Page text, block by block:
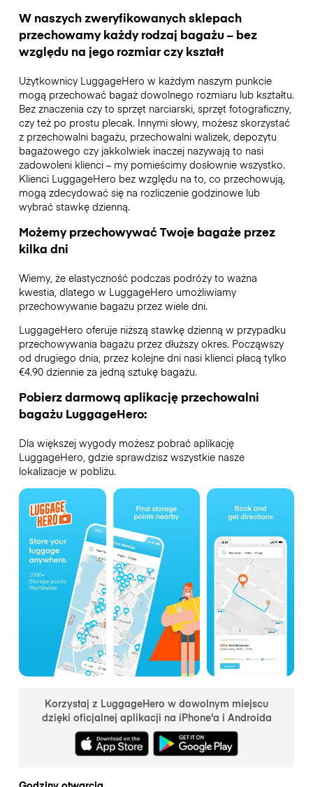
W naszych zweryfikowanych sklepach
przechowamy każdy rodzaj bagażu – bez
względu na jego rozmiar czy kształt
Użytkownicy LuggageHero w każdym naszym punkcie
mogą przechować bagaż dowolnego rozmiaru lub kształtu.
Bez znaczenia czy to sprzęt narciarski, sprzęt fotograficzny,
czy też po prostu plecak. Innymi słowy, możesz skorzystać
z przechowalni bagażu, przechowalni walizek, depozytu
bagażowego czy jakkolwiek inaczej nazywają to nasi
zadowoleni klienci – my pomieścimy dosłownie wszystko.
Klienci LuggageHero bez względu na to, co przechowują,
mogą zdecydować się na rozliczenie godzinowe lub
wybrać stawkę dzienną.
Możemy przechowywać Twoje bagaże przez
kilka dni
Wiemy, że elastyczność podczas podróży to ważna
kwestia, dlatego w LuggageHero umożliwiamy
przechowywanie bagażu przez wiele dni.
LuggageHero oferuje niższą stawkę dzienną w przypadku
przechowywania bagażu przez dłuższy okres. Począwszy
od drugiego dnia, przez kolejne dni nasi klienci płacą tylko
€4.90 dziennie za jedną sztukę bagażu.
Pobierz darmową aplikację przechowalni
bagażu LuggageHero:
Dla większej wygody możesz pobrać aplikację
LuggageHero, gdzie sprawdzisz wszystkie nasze
lokalizacje w pobliżu.
Korzystaj z LuggageHero w dowolnym miejscu
dzięki oficjalnej aplikacji na iPhone'a i Androida